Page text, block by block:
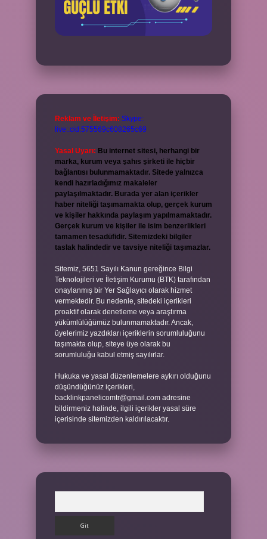
Reklam ve İletişim: Skype:
live:.cid.575569c608265c69
Yasal Uyarı: Bu internet sitesi, herhangi bir
marka, kurum veya şahıs şirketi ile hiçbir
bağlantısı bulunmamaktadır. Sitede yalnızca
kendi hazırladığımız makaleler
paylaşılmaktadır. Burada yer alan içerikler
haber niteliği taşımamakta olup, gerçek kurum
ve kişiler hakkında paylaşım yapılmamaktadır.
Gerçek kurum ve kişiler ile isim benzerlikleri
tamamen tesadüfidir. Sitemizdeki bilgiler
taslak halindedir ve tavsiye niteliği taşımazlar.
Sitemiz, 5651 Sayılı Kanun gereğince Bilgi
Teknolojileri ve İletişim Kurumu (BTK) tarafından
onaylanmış bir Yer Sağlayıcı olarak hizmet
vermektedir. Bu nedenle, sitedeki içerikleri
proaktif olarak denetleme veya araştırma
yükümlülüğümüz bulunmamaktadır. Ancak,
üyelerimiz yazdıkları içeriklerin sorumluluğunu
taşımakta olup, siteye üye olarak bu
sorumluluğu kabul etmiş sayılırlar.
Hukuka ve yasal düzenlemelere aykırı olduğunu
düşündüğünüz içerikleri,
backlinkpanelicomtr@gmail.com adresine
bildirmeniz halinde, ilgili içerikler yasal süre
içerisinde sitemizden kaldırılacaktır.